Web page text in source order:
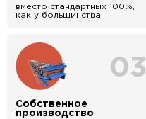
вместо стандартных 100%,
как у большинства
03
Собственное
производство